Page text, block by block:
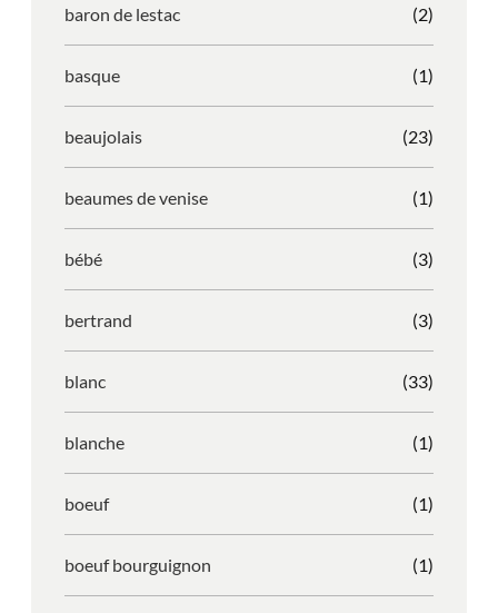
baron de lestac (2)
basque (1)
beaujolais (23)
beaumes de venise (1)
bébé (3)
bertrand (3)
blanc (33)
blanche (1)
boeuf (1)
boeuf bourguignon (1)